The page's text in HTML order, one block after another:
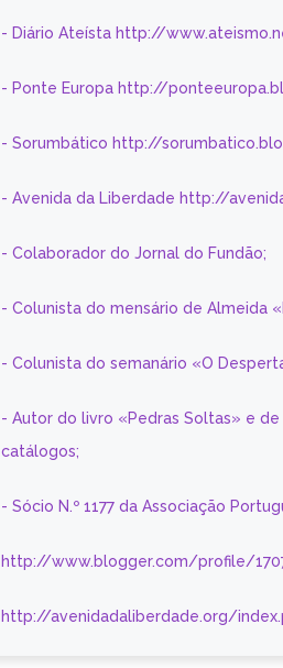
- Diário Ateísta http://
- Ponte Europa http://
- Sorumbático http://
- Avenida da Liberdade http://
- Colaborador do Jornal do Fundão;
- Colunista do mensário de Almeida
- Colunista do semanário «O
- Autor do livro «Pedras Soltas» e
catálogos;
- Sócio N.º 1177 da Associação
http://www.blogger.com/profile/
http://avenidadaliberdade.org/